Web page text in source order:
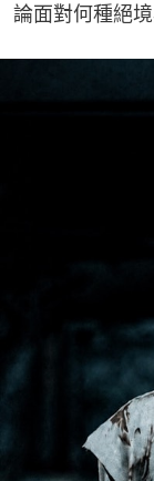
論面對何種絕